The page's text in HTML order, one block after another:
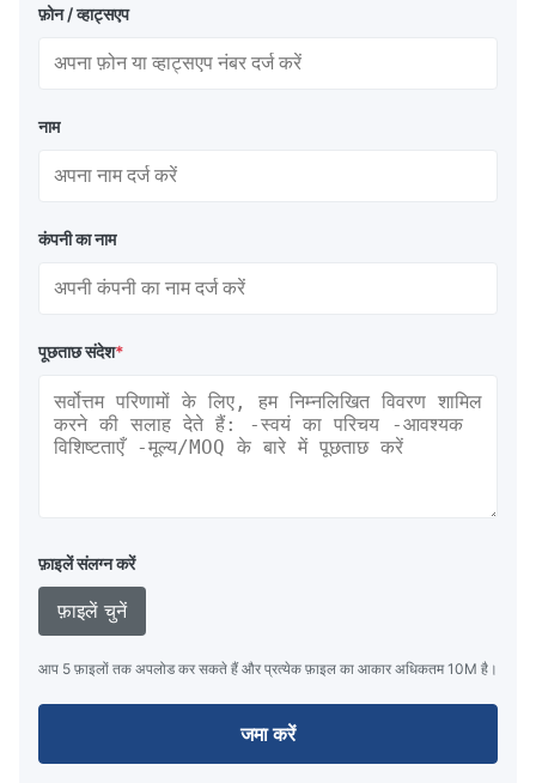
फ़ोन / व्हाट्सएप
नाम
कंपनी का नाम
पूछताछ संदेश*
फ़ाइलें संलग्न करें
फ़ाइलें चुनें
आप 5 फ़ाइलों तक अपलोड कर सकते हैं और प्रत्येक फ़ाइल का आकार अधिकतम 10M है।
जमा करें